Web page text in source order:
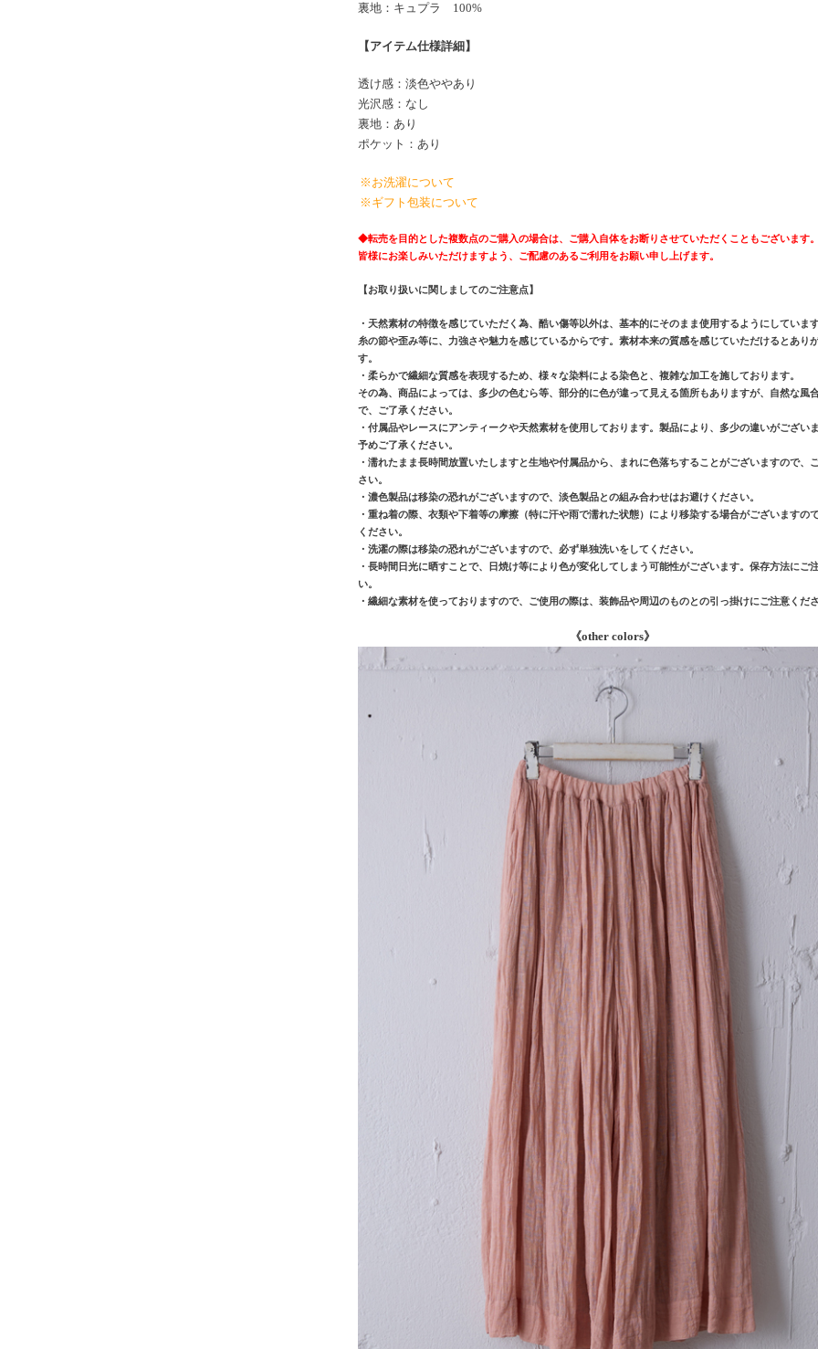
裏地：キュプラ 100%
【アイテム仕様詳細】
透け感：淡色ややあり
光沢感：なし
裏地：あり
ポケット：あり
※お洗濯について
※ギフト包装について
◆転売を目的とした複数点のご購入の場合は、ご購入自体をお断りさせていただくこともございます。
皆様にお楽しみいただけますよう、ご配慮のあるご利用をお願い申し上げます。
【お取り扱いに関しましてのご注意点】
・天然素材の特徴を感じていただく為、酷い傷等以外は、基本的にそのまま使用するようにしています
糸の節や歪み等に、力強さや魅力を感じているからです。素材本来の質感を感じていただけるとあり
す。
・柔らかで繊細な質感を表現するため、様々な染料による染色と、複雑な加工を施しております。
その為、商品によっては、多少の色むら等、部分的に色が違って見える箇所もありますが、自然な風
で、ご了承ください。
・付属品やレースにアンティークや天然素材を使用しております。製品により、多少の違いがございま
予めご了承ください。
・濡れたまま長時間放置いたしますと生地や付属品から、まれに色落ちすることがございますので、
さい。
・濃色製品は移染の恐れがございますので、淡色製品との組み合わせはお避けください。
・重ね着の際、衣類や下着等の摩擦（特に汗や雨で濡れた状態）により移染する場合がございますの
ください。
・洗濯の際は移染の恐れがございますので、必ず単独洗いをしてください。
・長時間日光に晒すことで、日焼け等により色が変化してしまう可能性がございます。保存方法にご
い。
・繊細な素材を使っておりますので、ご使用の際は、装飾品や周辺のものとの引っ掛けにご注意くださ
《other colors》